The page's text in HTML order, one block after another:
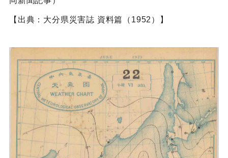
【出典：大分県災害誌 資料篇（1952）】